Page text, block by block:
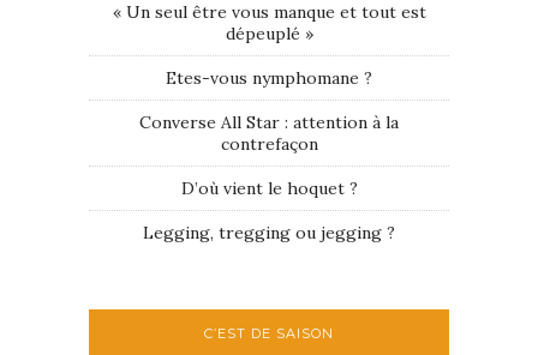
« Un seul être vous manque et tout est
dépeuplé »
Etes-vous nymphomane ?
Converse All Star : attention à la
contrefaçon
D’où vient le hoquet ?
Legging, tregging ou jegging ?
C’EST DE SAISON